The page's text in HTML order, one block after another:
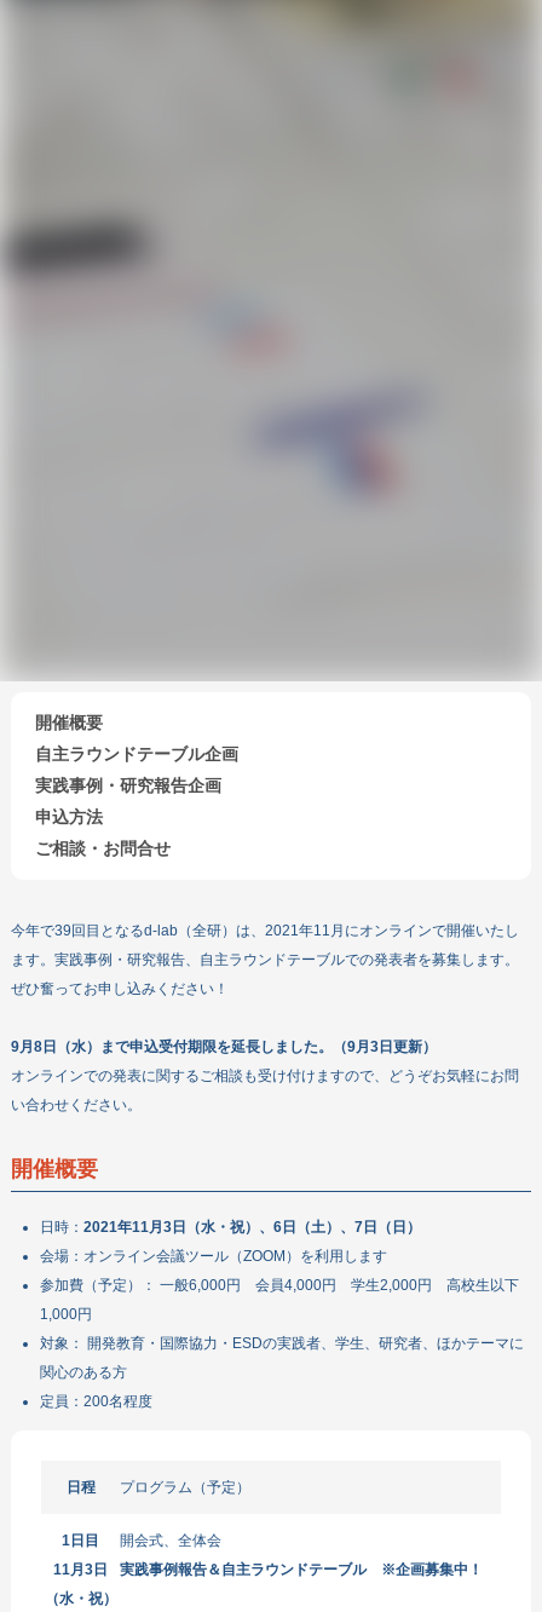
ボランティアをする
企業・団体の皆さまへ
教材・出版物
機関誌
開催概要
自主ラウンドテーブル企画
実践事例・研究報告企画
申込方法
ご相談・お問合せ
今年で39回目となるd-lab（全研）は、2021年11月にオンラインで開催いたし
ます。実践事例・研究報告、自主ラウンドテーブルでの発表者を募集します。
ぜひ奮ってお申し込みください！
9月8日（水）まで申込受付期限を延長しました。（9月3日更新）
オンラインでの発表に関するご相談も受け付けますので、どうぞお気軽にお問
い合わせください。
開催概要
日時： 2021年11月3日（水・祝）、6日（土）、7日（日）
会場：オンライン会議ツール（ZOOM）を利用します
参加費（予定）： 一般6,000円 会員4,000円 学生2,000円 高校生以下
1,000円
対象： 開発教育・国際協力・ESDの実践者、学生、研究者、ほかテーマに
関心のある方
定員：200名程度
日程 プログラム（予定）
1日目
11月3日
（水・祝）
開会式、全体会
実践事例報告＆自主ラウンドテーブル ※企画募集中！